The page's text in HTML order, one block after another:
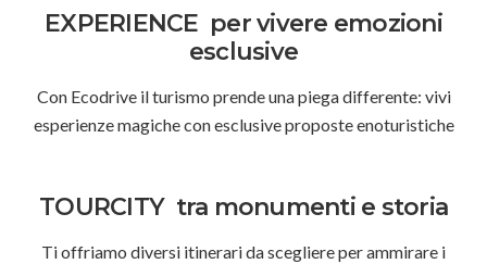
EXPERIENCE per vivere emozioni
esclusive
Con Ecodrive il turismo prende una piega differente: vivi
esperienze magiche con esclusive proposte enoturistiche
TOURCITY tra monumenti e storia
Ti offriamo diversi itinerari da scegliere per ammirare i